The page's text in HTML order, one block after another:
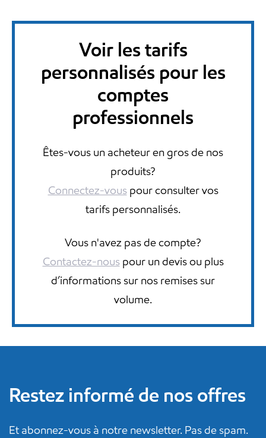
Voir les tarifs
personnalisés pour les
comptes
professionnels
Êtes-vous un acheteur en gros de nos
produits?
Connectez-vouspour consulter vos
tarifs personnalisés.
Vous n'avez pas de compte?
Contactez-nouspour un devis ou plus
d’informations sur nos remises sur
volume.
Restez informé de nos offres
Et abonnez-vous à notre newsletter. Pas de spam.